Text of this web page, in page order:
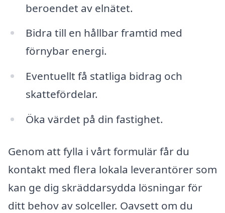
beroendet av elnätet.
Bidra till en hållbar framtid med
förnybar energi.
Eventuellt få statliga bidrag och
skattefördelar.
Öka värdet på din fastighet.
Genom att fylla i vårt formulär får du
kontakt med flera lokala leverantörer som
kan ge dig skräddarsydda lösningar för
ditt behov av solceller. Oavsett om du